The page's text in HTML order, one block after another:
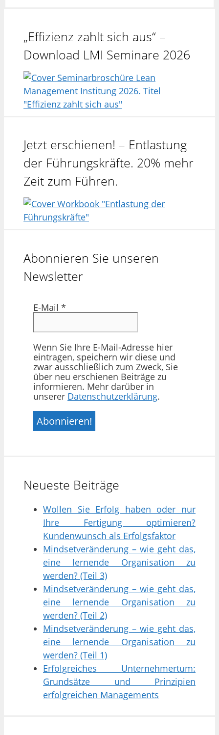
„Effizienz zahlt sich aus“ –
Download LMI Seminare 2026
Jetzt erschienen! – Entlastung
der Führungskräfte. 20% mehr
Zeit zum Führen.
Abonnieren Sie unseren
Newsletter
E-Mail *
Wenn Sie Ihre E-Mail-Adresse hier
eintragen, speichern wir diese und
zwar ausschließlich zum Zweck, Sie
über neu erschienen Beiträge zu
informieren. Mehr darüber in
unserer Datenschutzerklärung.
Neueste Beiträge
Wollen Sie Erfolg haben oder nur
Ihre Fertigung optimieren?
Kundenwunsch als Erfolgsfaktor
Mindsetveränderung – wie geht das,
eine lernende Organisation zu
werden? (Teil 3)
Mindsetveränderung – wie geht das,
eine lernende Organisation zu
werden? (Teil 2)
Mindsetveränderung – wie geht das,
eine lernende Organisation zu
werden? (Teil 1)
Erfolgreiches Unternehmertum:
Grundsätze und Prinzipien
erfolgreichen Managements